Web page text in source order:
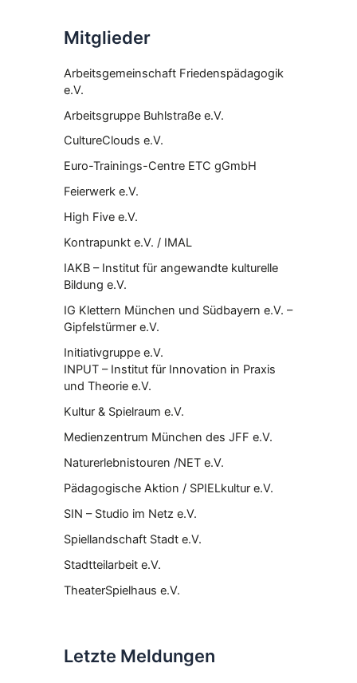
Mitglieder
Arbeitsgemeinschaft Friedenspädagogik
e.V.
Arbeitsgruppe Buhlstraße e.V.
CultureClouds e.V.
Euro-Trainings-Centre ETC gGmbH
Feierwerk e.V.
High Five e.V.
Kontrapunkt e.V. / IMAL
IAKB – Institut für angewandte kulturelle
Bildung e.V.
IG Klettern München und Südbayern e.V. –
Gipfelstürmer e.V.
Initiativgruppe e.V.
INPUT – Institut für Innovation in Praxis
und Theorie e.V.
Kultur & Spielraum e.V.
Medienzentrum München des JFF e.V.
Naturerlebnistouren /NET e.V.
Pädagogische Aktion / SPIELkultur e.V.
SIN – Studio im Netz e.V.
Spiellandschaft Stadt e.V.
Stadtteilarbeit e.V.
TheaterSpielhaus e.V.
Letzte Meldungen